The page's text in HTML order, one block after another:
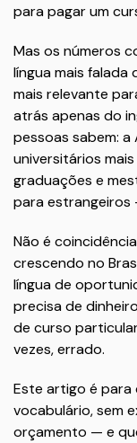
para pagar um
Mas os números
língua mais falada
mais relevante
atrás apenas do
pessoas sabem: a
universitários
graduações e
para estrangeiros
Não é
crescendo no
língua de
precisa de
de curso
vezes, errado.
Este artigo é
vocabulário, sem
orçamento — e